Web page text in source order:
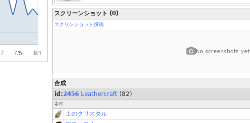
スクリーンショット (0)
スクリンショット投稿
No screenshots yet.
合成
id:2456 Leathercraft (82)
素材
土のクリスタル